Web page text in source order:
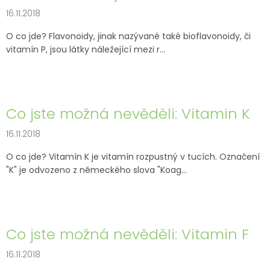
16.11.2018
O co jde? Flavonoidy, jinak nazývané také bioflavonoidy, či
vitamín P, jsou látky náležející mezi r...
Co jste možná nevěděli: Vitamin K
16.11.2018
O co jde? Vitamín K je vitamín rozpustný v tucích. Označení
"K" je odvozeno z německého slova "Koag...
Co jste možná nevěděli: Vitamin F
16.11.2018